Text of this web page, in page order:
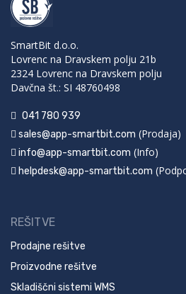
SmartBit d.o.o.
Lovrenc na Dravskem polju 21b
2324 Lovrenc na Dravskem polju
Davčna št.: SI 48760498
041 780 939
sales@app-smartbit.com (Prodaja)
info@app-smartbit.com (Info)
helpdesk@app-smartbit.com
REŠITVE
Prodajne rešitve
Proizvodne rešitve
Skladiščni sistemi WMS